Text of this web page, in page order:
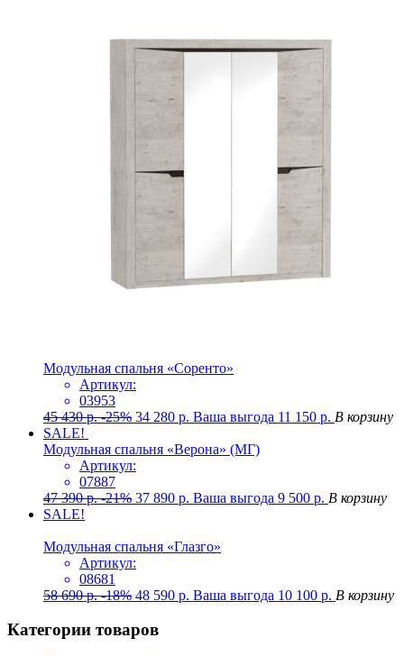
Модульная спальня «Соренто»
Артикул:
03953
45 430р. -25% 34 280 р. Ваша выгода 11 150 р. В корзину
SALE!
Модульная спальня «Верона» (МГ)
Артикул:
07887
47 390р. -21% 37 890 р. Ваша выгода 9 500 р. В корзину
SALE!
Модульная спальня «Глазго»
Артикул:
08681
58 690р. -18% 48 590 р. Ваша выгода 10 100 р. В корзину
Категории товаров